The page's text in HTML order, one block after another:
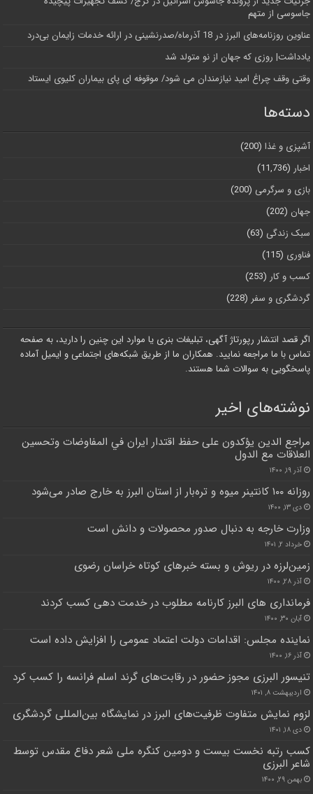
جاسوسی از متهم
عناوین روزنامه‌های البرز در ‌18 آذرماه/صدرنشینی در ارائه خدمات زایمان بی‌درد
یادداشت| روزی که جهان از نو متولد شد
وقتی وقف چراغ امید نیازمندان می شود/ موقوفه ای پای بیماران کلیوی ایستاد
دسته‌ها
آشپزی و غذا (200)
اخبار (11,736)
بازی و سرگرمی (200)
جهان (202)
سبک زندگی (63)
فناوری (115)
کسب و کار (253)
گردشگری و سفر (228)
اگر قصد انتشار رپورتاژ آگهی، تبلیغات بنری یا موارد این چنین را دارید، به صفحه
تماس با ما مراجعه نمایید. همکاران ما از طریق شبکه‌های اجتماعی و ایمیل آماده
پاسخگویی به سوالات شما هستند.
نوشته‌های اخیر
مراجع الدين يؤكدون على حفظ اقتدار ايران في المفاوضات وتحسين
العلاقات مع الدول
آذر ۱۹, ۱۴۰۰
روزانه ۱۰۰ کانتینر میوه و تره‌بار از استان البرز به خارج صادر می‌شود
دی ۱۳, ۱۴۰۰
وزارت خارجه به دنبال صدور محصولات و دانش است
خرداد ۲, ۱۴۰۱
زمین‌لرزه در ریوش و بسته خبرهای کوتاه خراسان رضوی
آذر ۲۸, ۱۴۰۰
فرمانداری های البرز کارنامه مطلوب در خدمت دهی کسب کردند
آبان ۳۰, ۱۴۰۰
نماینده مجلس: اقدامات دولت اعتماد عمومی را افزایش داده است
آذر ۱۶, ۱۴۰۰
تنیسور البرزی مجوز حضور در رقابت‌های گرند اسلم فرانسه را کسب کرد
اردیبهشت ۸, ۱۴۰۱
لزوم نمایش متفاوت ظرفیت‌های البرز در نمایشگاه بین‌المللی گردشگری
دی ۱۸, ۱۴۰۱
کسب رتبه نخست بیست و دومین کنگره ملی شعر دفاع مقدس توسط
شاعر البرزی
بهمن ۲۹, ۱۴۰۰